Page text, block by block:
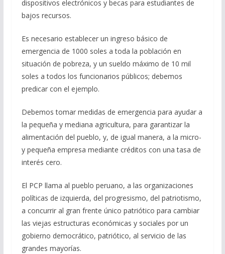
dispositivos electrónicos y becas para estudiantes de
bajos recursos.
Es necesario establecer un ingreso básico de
emergencia de 1000 soles a toda la población en
situación de pobreza, y un sueldo máximo de 10 mil
soles a todos los funcionarios públicos; debemos
predicar con el ejemplo.
Debemos tomar medidas de emergencia para ayudar a
la pequeña y mediana agricultura, para garantizar la
alimentación del pueblo, y, de igual manera, a la micro-
y pequeña empresa mediante créditos con una tasa de
interés cero.
El PCP llama al pueblo peruano, a las organizaciones
políticas de izquierda, del progresismo, del patriotismo,
a concurrir al gran frente único patriótico para cambiar
las viejas estructuras económicas y sociales por un
gobierno democrático, patriótico, al servicio de las
grandes mayorías.